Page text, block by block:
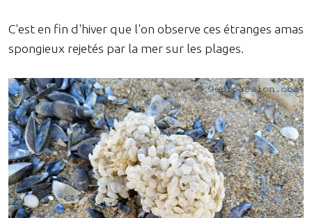
C'est en fin d'hiver que l'on observe ces étranges amas
spongieux rejetés par la mer sur les plages.